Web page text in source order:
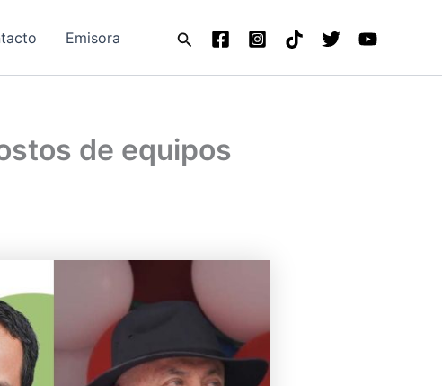
Emisora Buscar
de equipos